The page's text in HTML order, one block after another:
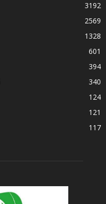
3192
2569
1328
601
394
340
124
121
117